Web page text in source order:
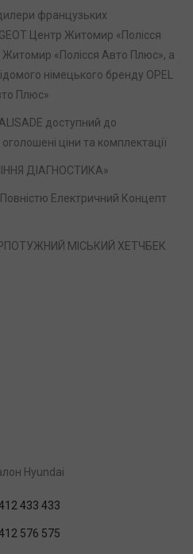
французьких
Центр Житомир «Полісся
«Полісся Авто Плюс», а
німецького бренду OPEL
Плюс»
доступний до
ціни та комплектації
ДІАГНОСТИКА»
Електричний Концепт
МІСЬКИЙ ХЕТЧБЕК
Hyundai
433 433
576 575